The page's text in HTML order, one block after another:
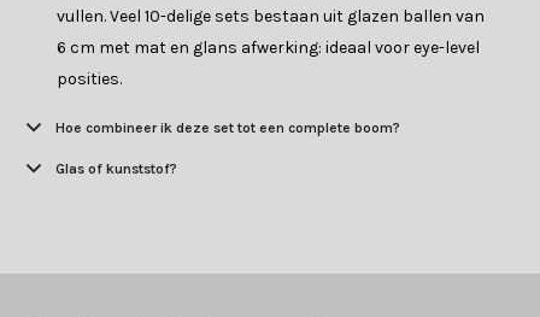
vullen. Veel 10-delige sets bestaan uit glazen ballen van
6 cm met mat en glans afwerking: ideaal voor eye-level
posities.
Hoe combineer ik deze set tot een complete boom?
Glas of kunststof?